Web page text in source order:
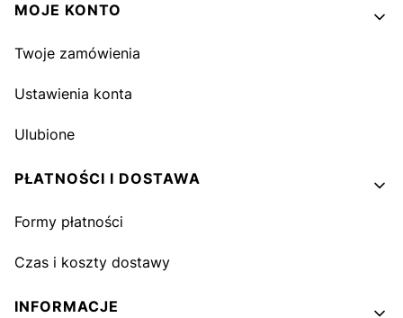
MOJE KONTO
Twoje zamówienia
Ustawienia konta
Ulubione
PŁATNOŚCI I DOSTAWA
Formy płatności
Czas i koszty dostawy
INFORMACJE